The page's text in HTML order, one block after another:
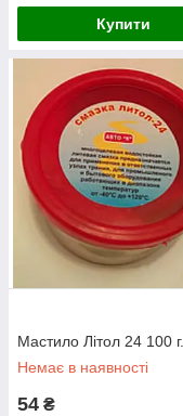
Купити
Мастило Літол 24 100 г.
Немає в наявності
54 ₴